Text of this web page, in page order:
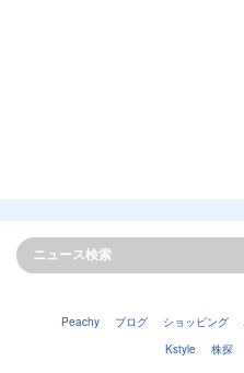
Peachy ブログ ショッピング
Kstyle
株探